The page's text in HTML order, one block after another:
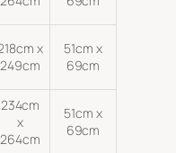
x
249cm
51cm x
69cm
234cm
x
264cm
51cm x
69cm